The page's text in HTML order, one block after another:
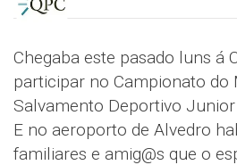
Chegaba este pasado luns á
participar no Campionato do
Salvamento Deportivo Junior
E no aeroporto de Alvedro
familiares e amig@s que o